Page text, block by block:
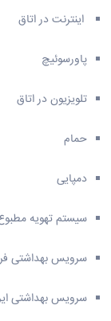
اینترنت در اتاق
پاورسوئیچ
تلویزیون در اتاق
حمام
دمپایی
سیستم تهویه
سرویس بهداشتی
سرویس بهداشتی